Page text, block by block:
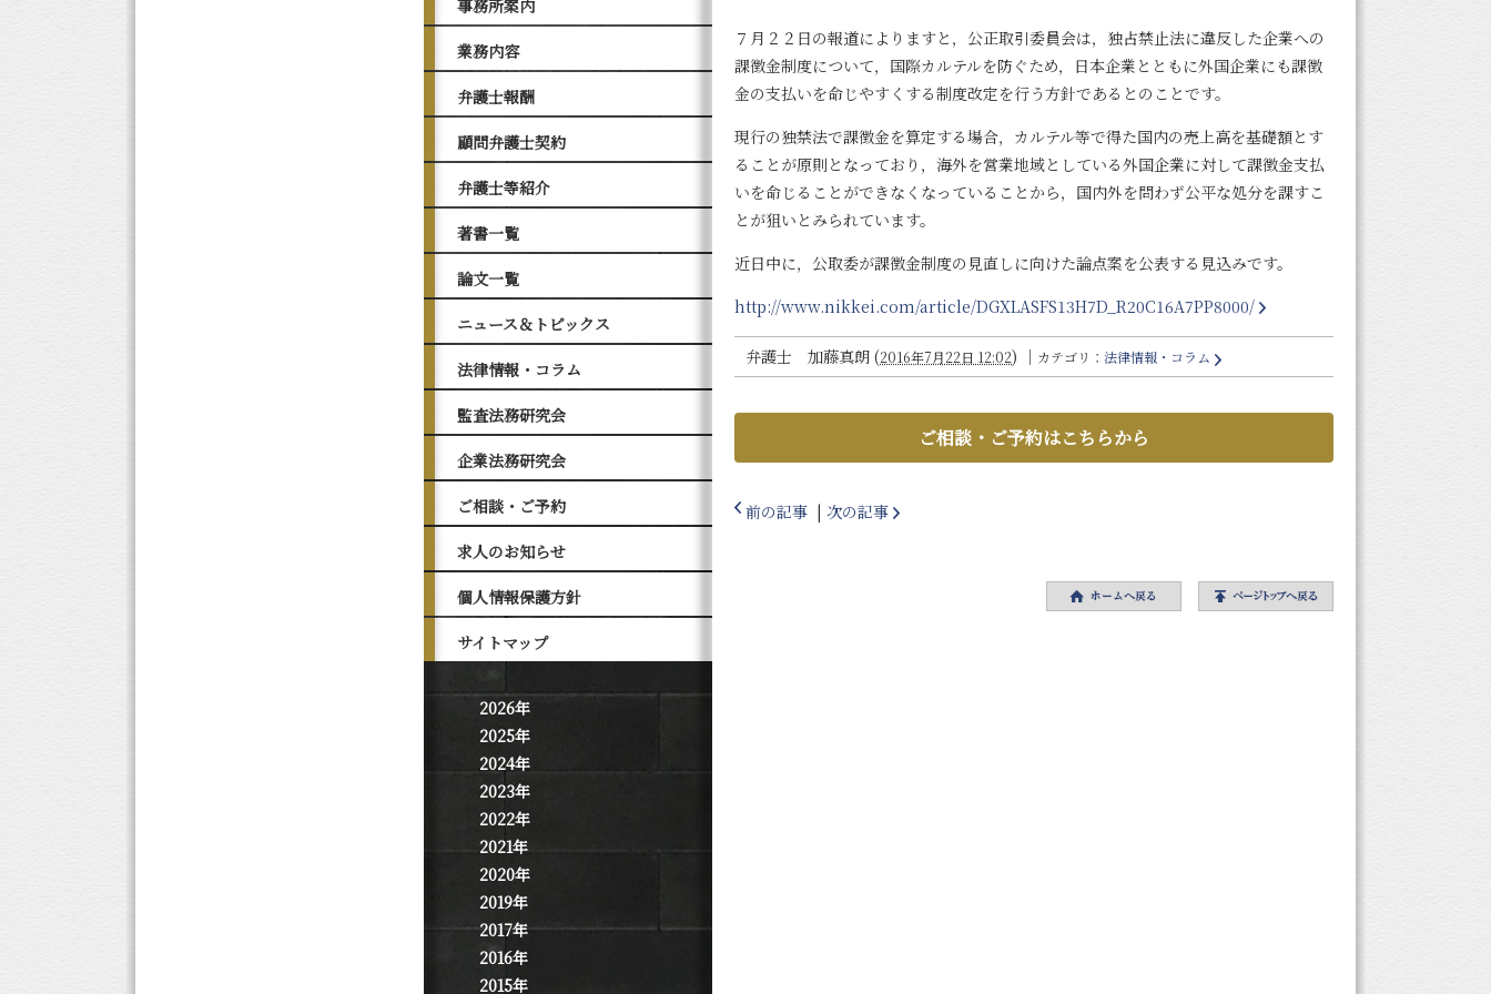
事務所案内
業務内容
弁護士報酬
顧問弁護士契約
弁護士等紹介
著書一覧
論文一覧
ニュース＆トピックス
法律情報・コラム
監査法務研究会
企業法務研究会
ご相談・ご予約
求人のお知らせ
個人情報保護方針
サイトマップ
2026年
2025年
2024年
2023年
2022年
2021年
2020年
2019年
2017年
2016年
2015年
７月２２日の報道によりますと，公正取引委員会は，独占禁止法に違反した企業への
課徴金制度について，国際カルテルを防ぐため，日本企業とともに外国企業にも課徴
金の支払いを命じやすくする制度改定を行う方針であるとのことです。
現行の独禁法で課徴金を算定する場合，カルテル等で得た国内の売上高を基礎額とす
ることが原則となっており，海外を営業地域としている外国企業に対して課徴金支払
いを命じることができなくなっていることから，国内外を問わず公平な処分を課すこ
とが狙いとみられています。
近日中に， 公取委が課徴金制度の見直しに向けた論点案を公表する見込みです。
http://www.nikkei.com/article/DGXLASFS13H7D_R20C16A7PP8000/
弁護士 加藤真朗 (2016年7月22日 12:02) ｜ カテゴリ： 法律情報・コラム
ご相談・ご予約はこちらから
前の記事 | 次の記事